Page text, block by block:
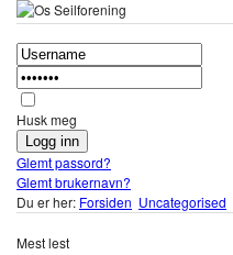
Husk meg
Glemt passord?
Glemt brukernavn?
Du er her: Forsiden Uncategorised
Mest lest